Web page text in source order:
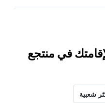
في منتجع
شعبية